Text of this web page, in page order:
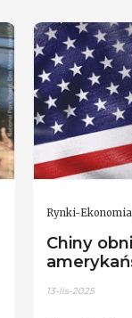
Rynki-Ekonomia
Chiny
13-lis-2025